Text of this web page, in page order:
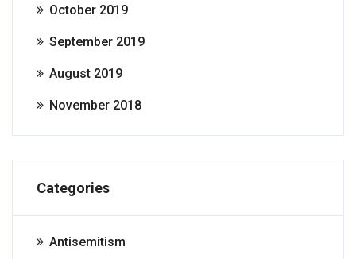
October 2019
September 2019
August 2019
November 2018
Categories
Antisemitism